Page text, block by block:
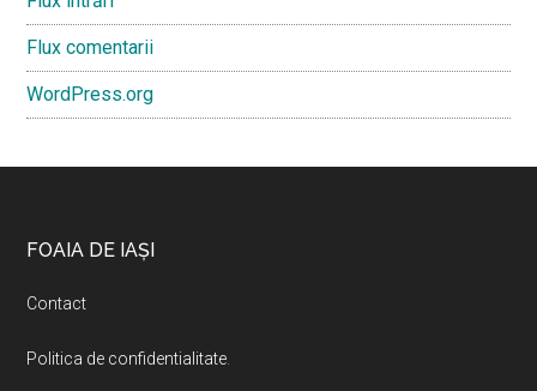
Flux comentarii
WordPress.org
Footer
FOAIA DE IAȘI
Contact
Politica de confidentialitate